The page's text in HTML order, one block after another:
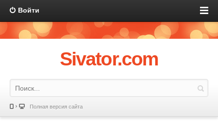
Войти
Sivator.com
Полная версия сайта